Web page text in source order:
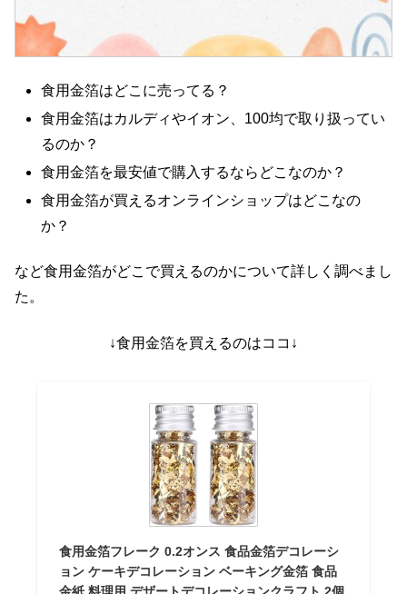
食用金箔はどこに売ってる？
食用金箔はカルディやイオン、100均で取り扱ってい
るのか？
食用金箔を最安値で購入するならどこなのか？
食用金箔が買えるオンラインショップはどこなの
か？
など食用金箔がどこで買えるのかについて詳しく調べまし
た。
↓食用金箔を買えるのはココ↓
食用金箔フレーク 0.2オンス 食品金箔デコレーシ
ョン ケーキデコレーション ベーキング金箔 食品